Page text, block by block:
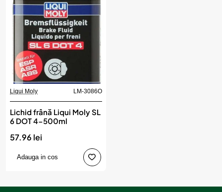
Liqui Moly LM-3086O
Lichid frână Liqui Moly SL
6 DOT 4-500ml
57.96 lei
Adauga in cos